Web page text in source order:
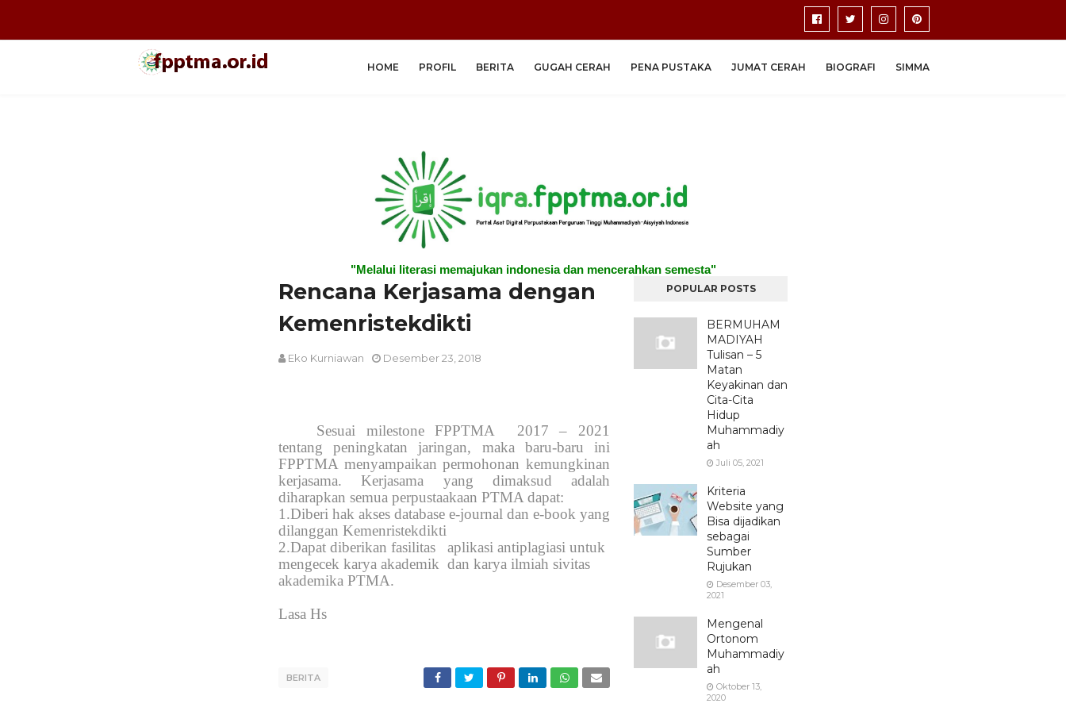
HOME PROFIL BERITA GUGAH CERAH PENA PUSTAKA JUMAT CERAH BIOGRAFI SIMMA
"Melalui literasi memajukan indonesia dan mencerahkan semesta"
Rencana Kerjasama dengan
Kemenristekdikti
Eko Kurniawan Desember 23, 2018
Sesuai milestone FPPTMA
2017 – 2021
tentang peningkatan jaringan, maka baru-baru ini
FPPTMA menyampaikan permohonan kemungkinan
kerjasama. Kerjasama yang dimaksud adalah
diharapkan semua perpustaakaan PTMA dapat:
1.Diberi hak akses database e-journal dan e-book yang
dilanggan Kemenristekdikti
2.Dapat diberikan fasilitas
aplikasi antiplagiasi untuk
mengecek karya akademik dan karya ilmiah sivitas
akademika PTMA.
Lasa Hs
BERITA
POPULAR POSTS
BERMUHAM
MADIYAH
Tulisan – 5
Matan
Keyakinan dan
Cita-Cita
Hidup
Muhammadiy
ah
Juli 05, 2021
Kriteria
Website yang
Bisa dijadikan
sebagai
Sumber
Rujukan
Desember 03,
2021
Mengenal
Ortonom
Muhammadiy
ah
Oktober 13,
2020